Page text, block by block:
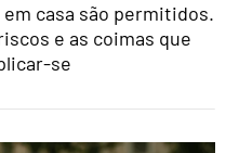
casa são permitidos.
e as coimas que
se